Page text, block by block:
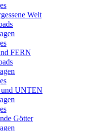
Welt
FERN
UNTEN
Götter